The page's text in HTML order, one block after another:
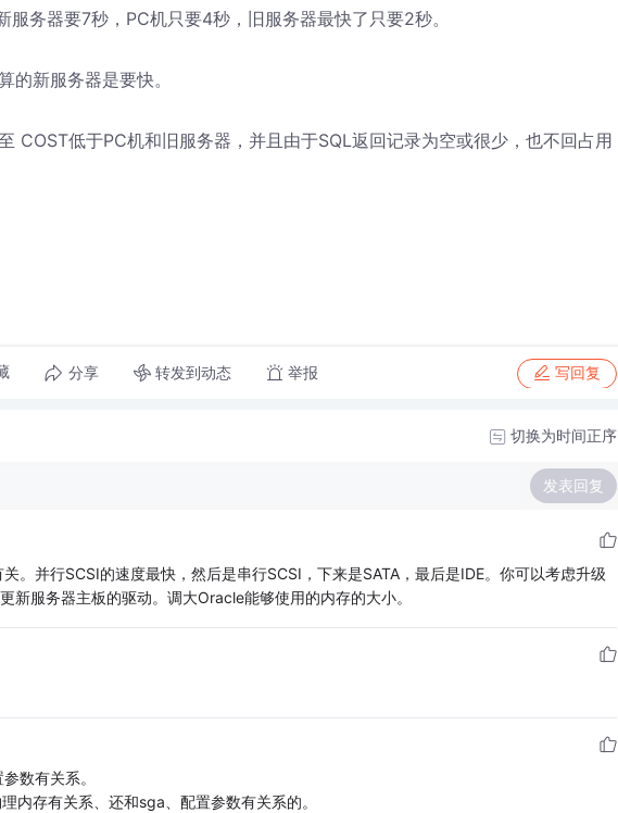
务器要7秒，PC机只要4秒，旧服务器最快了只要2秒。
的新服务器是要快。
COST低于PC机和旧服务器，并且由于SQL返回记录为空或很少，也不回占用
分享 转发到动态 举报 写回复
切换为时间正序
发表回复
。并行SCSI的速度最快，然后是串行SCSI，下来是SATA，最后是IDE。你可以考虑升级
新服务器主板的驱动。调大Oracle能够使用的内存的大小。
数有关系。
内存有关系、还和sga、配置参数有关系的。